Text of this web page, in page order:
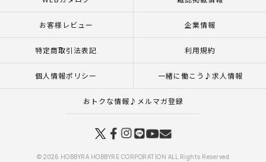
お客様レビュー 企業情報
特定商取引法表記 利用規約
個人情報ポリシー 一緒に働こう♪求人情報
おトクな情報♪メルマガ登録
© 2026 HOBBYRA HOBBYRE CORPORATION ALL Rights Reserved